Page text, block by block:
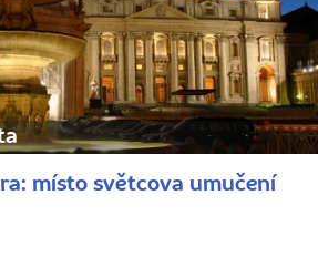
místo světcova umučení